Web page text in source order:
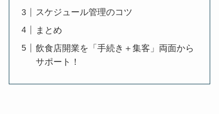
スケジュール管理のコツ
まとめ
飲食店開業を「手続き＋集客」両面から
サポート！